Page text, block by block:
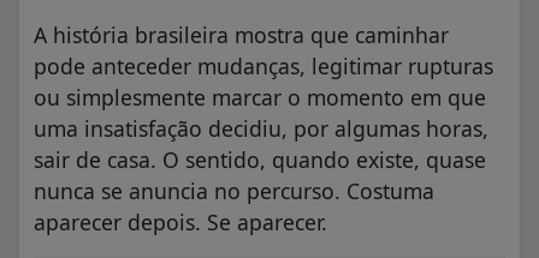
A história brasileira mostra que caminhar
pode anteceder mudanças, legitimar rupturas
ou simplesmente marcar o momento em que
uma insatisfação decidiu, por algumas horas,
sair de casa. O sentido, quando existe, quase
nunca se anuncia no percurso. Costuma
aparecer depois. Se aparecer.